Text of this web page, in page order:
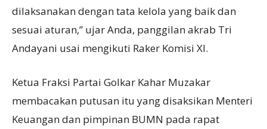
dilaksanakan dengan tata kelola yang baik dan
sesuai aturan,” ujar Anda, panggilan akrab Tri
Andayani usai mengikuti Raker Komisi XI.
Ketua Fraksi Partai Golkar Kahar Muzakar
membacakan putusan itu yang disaksikan Menteri
Keuangan dan pimpinan BUMN pada rapat